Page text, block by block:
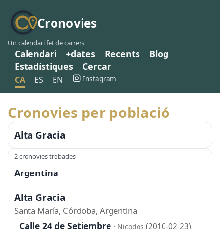
Cronovies
Un calendari fet de carrers
Calendari +dates Recents
Blog
Estadístiques
Cercar
CA ES EN Instagram
Cronovies per població
Alta Gracia
2 cronovies trobades
Argentina
Alta Gracia
Santa María, Córdoba, Argentina
Calle 24 de Setiembre · Nicodos (2010-02-23)